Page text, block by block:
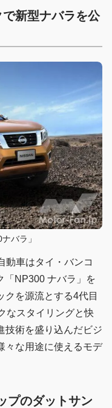
新型ナバラを公
バラ」
動車はタイ・バンコ
「NP300 ナバラ」を
クを源流とする4代目
なスタイリングと快
技術を盛り込んだビジ
々な用途に使えるモデ
プのダットサン